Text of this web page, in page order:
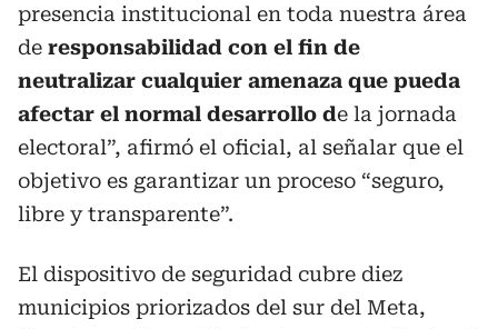
presencia institucional en toda nuestra área
de responsabilidad con el fin de
neutralizar cualquier amenaza que pueda
afectar el normal desarrollo de la jornada
electoral”, afirmó el oficial, al señalar que el
objetivo es garantizar un proceso “seguro,
libre y transparente”.
El dispositivo de seguridad cubre diez
municipios priorizados del sur del Meta,